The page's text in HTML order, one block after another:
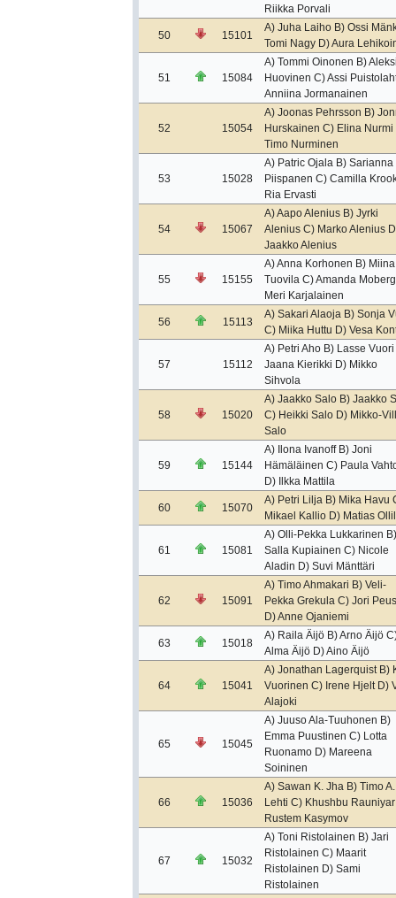
Riikka Porvali
50 15101
A) Juha Laiho B) Ossi
Tomi Nagy D) Aura
51 15084
A) Tommi Oinonen B)
Huovinen C) Assi
Anniina Jormanainen
52 15054
A) Joonas Pehrsson B)
Hurskainen C) Elina Nurmi
Timo Nurminen
53 15028
A) Patric Ojala B) Sarianna
Piispanen C) Camilla
Ria Ervasti
54 15067
A) Aapo Alenius B) Jyrki
Alenius C) Marko Alenius
Jaakko Alenius
55 15155
A) Anna Korhonen B) Miina
Tuovila C) Amanda
Meri Karjalainen
56 15113
A) Sakari Alaoja B) Sonja
C) Miika Huttu D) Vesa
57 15112
A) Petri Aho B) Lasse Vuori
Jaana Kierikki D) Mikko
Sihvola
58 15020
A) Jaakko Salo B) Jaakko
C) Heikki Salo D) Mikko-
Salo
59 15144
A) Ilona Ivanoff B) Joni
Hämäläinen C) Paula
D) Ilkka Mattila
60 15070
A) Petri Lilja B) Mika Havu
Mikael Kallio D) Matias
61 15081
A) Olli-Pekka Lukkarinen B)
Salla Kupiainen C) Nicole
Aladin D) Suvi Mänttäri
62 15091
A) Timo Ahmakari B) Veli-
Pekka Grekula C) Jori
D) Anne Ojaniemi
63 15018
A) Raila Äijö B) Arno Äijö
Alma Äijö D) Aino Äijö
64 15041
A) Jonathan Lagerquist B)
Vuorinen C) Irene Hjelt D)
Alajoki
65 15045
A) Juuso Ala-Tuuhonen B)
Emma Puustinen C) Lotta
Ruonamo D) Mareena
Soininen
66 15036
A) Sawan K. Jha B) Timo A.
Lehti C) Khushbu
Rustem Kasymov
67 15032
A) Toni Ristolainen B) Jari
Ristolainen C) Maarit
Ristolainen D) Sami
Ristolainen